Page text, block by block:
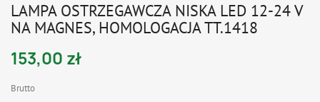
LAMPA OSTRZEGAWCZA NISKA LED 12-24 V
NA MAGNES, HOMOLOGACJA TT.1418
153,00 zł
Brutto